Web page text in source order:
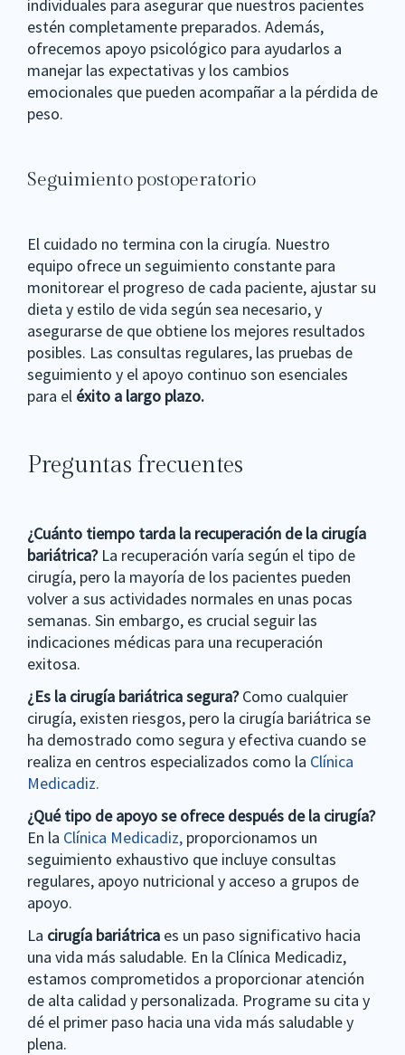
individuales para asegurar que nuestros pacientes
estén completamente preparados. Además,
ofrecemos apoyo psicológico para ayudarlos a
manejar las expectativas y los cambios
emocionales que pueden acompañar a la pérdida de
peso.
Seguimiento postoperatorio
El cuidado no termina con la cirugía. Nuestro
equipo ofrece un seguimiento constante para
monitorear el progreso de cada paciente, ajustar su
dieta y estilo de vida según sea necesario, y
asegurarse de que obtiene los mejores resultados
posibles. Las consultas regulares, las pruebas de
seguimiento y el apoyo continuo son esenciales
para el éxito a largo plazo.
Preguntas frecuentes
¿Cuánto tiempo tarda la recuperación de la cirugía
bariátrica?La recuperación varía según el tipo de
cirugía, pero la mayoría de los pacientes pueden
volver a sus actividades normales en unas pocas
semanas. Sin embargo, es crucial seguir las
indicaciones médicas para una recuperación
exitosa.
¿Es la cirugía bariátrica segura?Como cualquier
cirugía, existen riesgos, pero la cirugía bariátrica se
ha demostrado como segura y efectiva cuando se
realiza en centros especializados como la Clínica
Medicadiz.
¿Qué tipo de apoyo se ofrece después de la cirugía?
En la Clínica Medicadiz, proporcionamos un
seguimiento exhaustivo que incluye consultas
regulares, apoyo nutricional y acceso a grupos de
apoyo.
La cirugía bariátrica es un paso significativo hacia
una vida más saludable. En la Clínica Medicadiz,
estamos comprometidos a proporcionar atención
de alta calidad y personalizada. Programe su cita y
dé el primer paso hacia una vida más saludable y
plena.